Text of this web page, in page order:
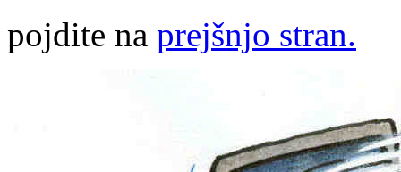
pojdite na prejšnjo stran.